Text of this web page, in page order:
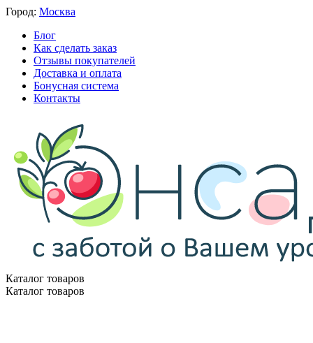
Город: Москва
Блог
Как сделать заказ
Отзывы покупателей
Доставка и оплата
Бонусная система
Контакты
Каталог товаров
Каталог товаров